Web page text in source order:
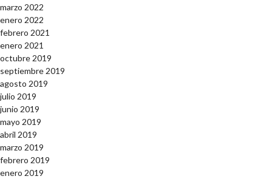
marzo 2022
enero 2022
febrero 2021
enero 2021
octubre 2019
septiembre 2019
agosto 2019
julio 2019
junio 2019
mayo 2019
abril 2019
marzo 2019
febrero 2019
enero 2019